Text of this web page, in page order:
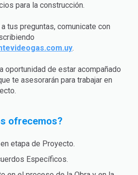
para la construcción.
tus preguntas, comunicate con
.
oportunidad de estar acompañado
te asesorarán para trabajar en
ofrecemos?
etapa de Proyecto.
Específicos.